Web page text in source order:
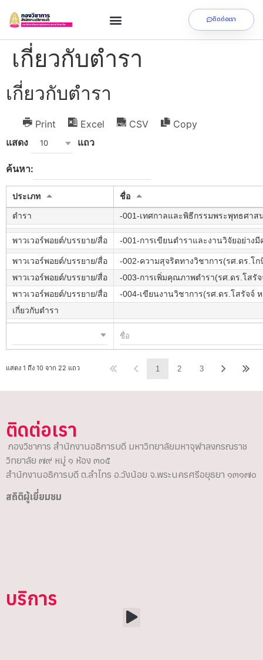
ติดต่อเรา
เกี่ยวกับตำรา
เกี่ยวกับตำรา
Print Excel CSV
Copy
แสดง
10 แถว
ค้นหา:
ประเภท ชื่อ
ตำรา -001-เทศกาลและพิธีกรรมพระพุทธศาส
พาวเวอร์พอยต์/บรรยาย/สื่อ -001-การเขียนตำราและงานวิจัยอย่า
พาวเวอร์พอยต์/บรรยาย/สื่อ
-002-ความสุจริตทางวิชาการ(รศ.ดร.โ
พาวเวอร์พอยต์/บรรยาย/สื่อ
-003-การเพิ่มคุณภาพตำรา(รศ.ดร.โสรั
พาวเวอร์พอยต์/บรรยาย/สื่อ
-004-เขียนงานวิชาการ(รศ.ดร.โสรัจจ์
เกี่ยวกับตำรา
แสดง 1 ถึง 10 จาก 22 แถว 1 2 3
ติดต่อเรา
กองวิชาการ สำนักงานอธิการบดี มหาวิทยาลัยมหาจุฬาลงกรณราช
วิทยาลัย ๗๙ หมู่ ๑ ห้อง ๓๐๕
สำนักงานอธิการบดี ต.ลำไทร อ.วังน้อย จ.พระนครศรีอยุธยา ๑๓๑๗๐
สถิติผู้เยี่ยมชม
บริการ